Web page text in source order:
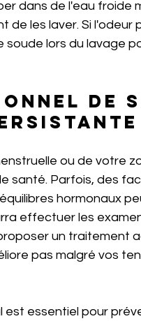
dans de l'eau froide
de les laver. Si l'odeur
lors du lavage
de
ou de votre
santé. Parfois, des
hormonaux
effectuer les
un traitement
pas malgré vos
est essentiel pour